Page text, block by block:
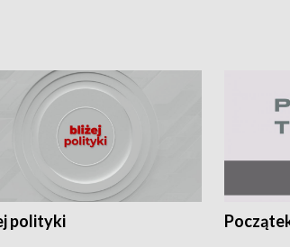
polityki